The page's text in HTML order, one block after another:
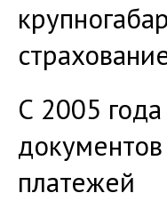
С 2005
платежей